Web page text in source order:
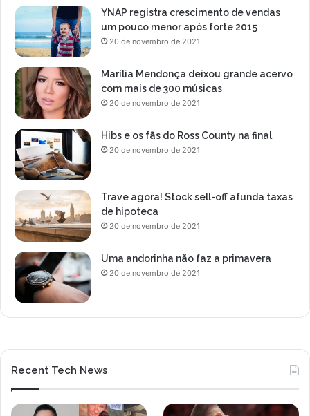
d
d
a
e
n
YNAP registra crescimento de vendas
um pouco menor após forte 2015
20 de novembro de 2021
Marília Mendonça deixou grande acervo
com mais de 300 músicas
20 de novembro de 2021
Hibs e os fãs do Ross County na final
20 de novembro de 2021
Trave agora! Stock sell-off afunda taxas
de hipoteca
20 de novembro de 2021
Uma andorinha não faz a primavera
20 de novembro de 2021
Recent Tech News